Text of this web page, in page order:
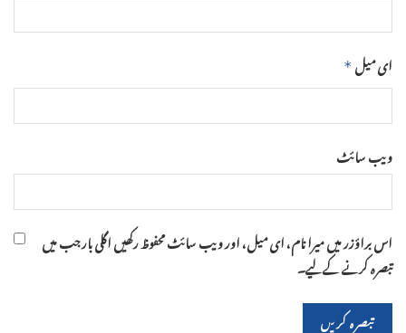
ای میل *
ویب‌ سائٹ
اس براؤزر میں میرا نام، ای میل، اور ویب سائٹ محفوظ رکھیں اگلی بار جب میں
تبصرہ کرنے کےلیے۔